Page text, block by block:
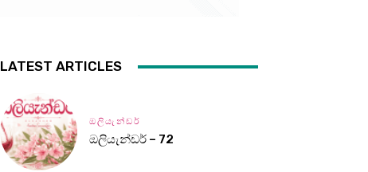
LATEST ARTICLES
ඔලියැන්ඩර්
ඔලියැන්ඩර් – 72